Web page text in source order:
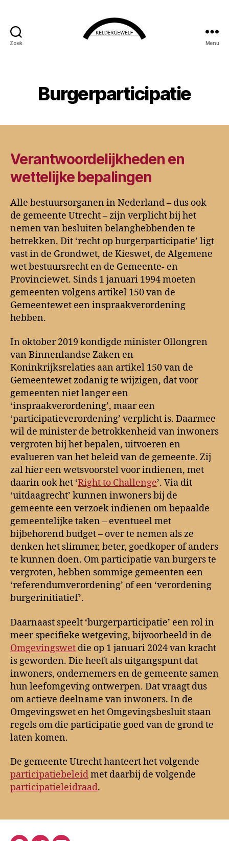
Zoek Menu
Burgerparticipatie
Verantwoordelijkheden en
wettelijke bepalingen
Alle bestuursorganen in Nederland – dus ook
de gemeente Utrecht – zijn verplicht bij het
nemen van besluiten belanghebbenden te
betrekken. Dit ‘recht op burgerparticipatie’ ligt
vast in de Grondwet, de Kieswet, de Algemene
wet bestuursrecht en de Gemeente- en
Provinciewet. Sinds 1 januari 1994 moeten
gemeenten volgens artikel 150 van de
Gemeentewet een inspraakverordening
hebben.
In oktober 2019 kondigde minister Ollongren
van Binnenlandse Zaken en
Koninkrijksrelaties aan artikel 150 van de
Gemeentewet zodanig te wijzigen, dat voor
gemeenten niet langer een
‘inspraakverordening’, maar een
‘participatieverordening’ verplicht is. Daarmee
wil de minister de betrokkenheid van inwoners
vergroten bij het bepalen, uitvoeren en
evalueren van het beleid van de gemeente. Zij
zal hier een wetsvoorstel voor indienen, met
daarin ook het ‘Right to Challenge’. Via dit
‘uitdaagrecht’ kunnen inwoners bij de
gemeente een verzoek indienen om bepaalde
gemeentelijke taken – eventueel met
bijbehorend budget – over te nemen als ze
denken het slimmer, beter, goedkoper of anders
te kunnen doen. Om participatie van burgers te
vergroten, hebben sommige gemeenten een
‘referendumverordening’ of een ‘verordening
burgerinitiatief’.
Daarnaast speelt ‘burgerparticipatie’ een rol in
meer specifieke wetgeving, bijvoorbeeld in de
Omgevingswet die op 1 januari 2024 van kracht
is geworden. Die heeft als uitgangspunt dat
inwoners, ondernemers en de gemeente samen
hun leefomgeving ontwerpen. Dat vraagt dus
om actieve deelname van inwoners. In de
Omgevingswet en het Omgevingsbesluit staan
regels om die participatie goed van de grond te
laten komen.
De gemeente Utrecht hanteert het volgende
participatiebeleidmet daarbij de volgende
participatieleidraad.